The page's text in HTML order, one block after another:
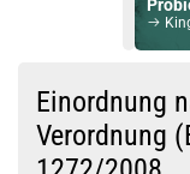
Sex
Du
Einordnung
Verordnung